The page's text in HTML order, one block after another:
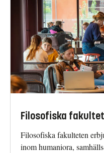
of Quantum Mechanics
.
Filosofiska
Filosofiska fakulteten
inom humaniora,